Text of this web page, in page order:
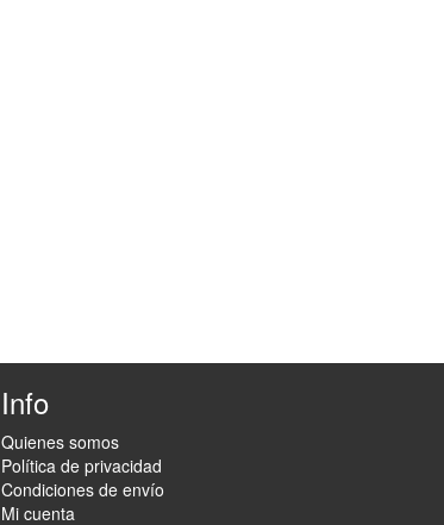
Info
Quienes somos
Política de privacidad
Condiciones de envío
Mi cuenta